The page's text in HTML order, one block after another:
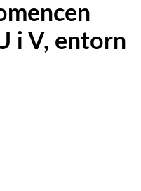
i V, entorn